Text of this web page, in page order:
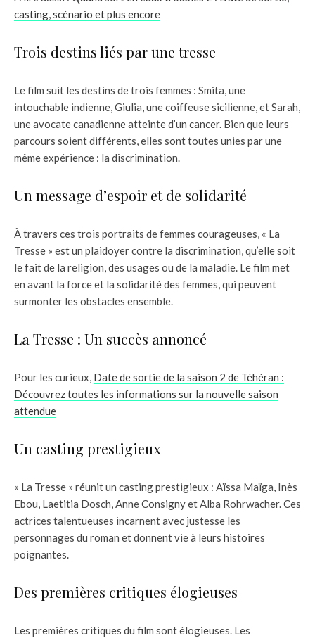
casting, scénario et plus encore
Trois destins liés par une tresse
Le film suit les destins de trois femmes : Smita, une
intouchable indienne, Giulia, une coiffeuse sicilienne, et Sarah,
une avocate canadienne atteinte d’un cancer. Bien que leurs
parcours soient différents, elles sont toutes unies par une
même expérience : la discrimination.
Un message d’espoir et de solidarité
À travers ces trois portraits de femmes courageuses, « La
Tresse » est un plaidoyer contre la discrimination, qu’elle soit
le fait de la religion, des usages ou de la maladie. Le film met
en avant la force et la solidarité des femmes, qui peuvent
surmonter les obstacles ensemble.
La Tresse : Un succès annoncé
Pour les curieux, Date de sortie de la saison 2 de Téhéran :
Découvrez toutes les informations sur la nouvelle saison
attendue
Un casting prestigieux
« La Tresse » réunit un casting prestigieux : Aïssa Maïga, Inès
Ebou, Laetitia Dosch, Anne Consigny et Alba Rohrwacher. Ces
actrices talentueuses incarnent avec justesse les
personnages du roman et donnent vie à leurs histoires
poignantes.
Des premières critiques élogieuses
Les premières critiques du film sont élogieuses. Les